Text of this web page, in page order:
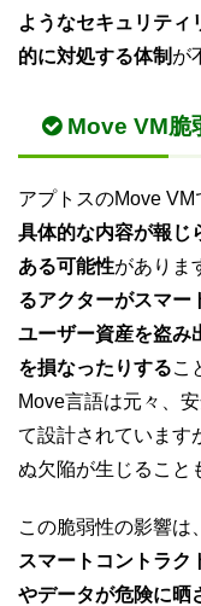
ようなセキュリティ
的に対処する体制 が
Move VM脆
アプトスのMove
具体的な内容が報じ
ある可能性がありま
るアクターがスマー
ユーザー資産を盗み
を損なったりするこ
Move言語は元々、
て設計されています
ぬ欠陥が生じること
この脆弱性の影響は
スマートコントラ
やデータが危険に晒